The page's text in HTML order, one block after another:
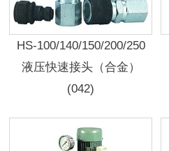
HS-100/140/150/200/250
液压快速接头（合金）
(042)